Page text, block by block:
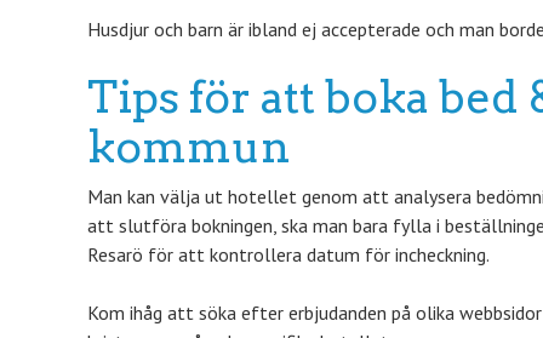
Husdjur och barn är ibland ej accepterade och man
Tips för att boka bed
kommun
Man kan välja ut hotellet genom att analysera
att slutföra bokningen, ska man bara fylla i
Resarö för att kontrollera datum för incheckning.
Kom ihåg att söka efter erbjudanden på olika